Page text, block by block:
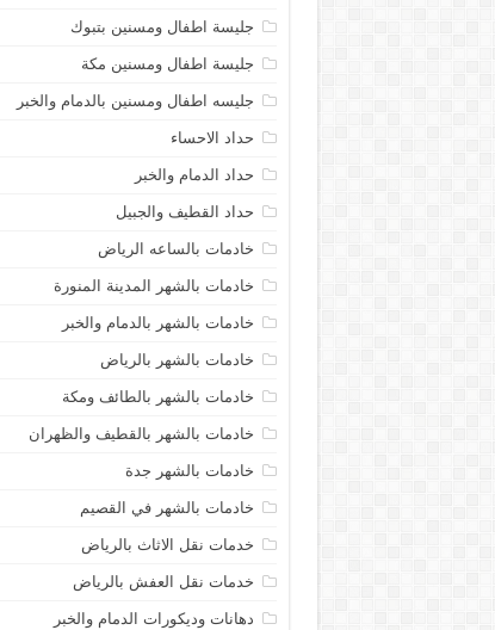
جليسة اطفال ومسنين بتبوك
جليسة اطفال ومسنين مكة
جليسه اطفال ومسنين بالدمام والخبر
حداد الاحساء
حداد الدمام والخبر
حداد القطيف والجبيل
خادمات بالساعه الرياض
خادمات بالشهر المدينة المنورة
خادمات بالشهر بالدمام والخبر
خادمات بالشهر بالرياض
خادمات بالشهر بالطائف ومكة
خادمات بالشهر بالقطيف والظهران
خادمات بالشهر جدة
خادمات بالشهر في القصيم
خدمات نقل الاثاث بالرياض
خدمات نقل العفش بالرياض
دهانات وديكورات الدمام والخبر